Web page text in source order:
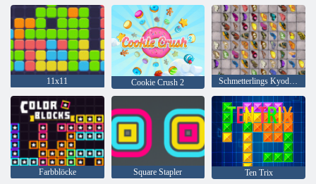
11x11 Cookie Crush 2 Schmetterlings Kyodai HD
Farbblöcke Square Stapler Ten Trix